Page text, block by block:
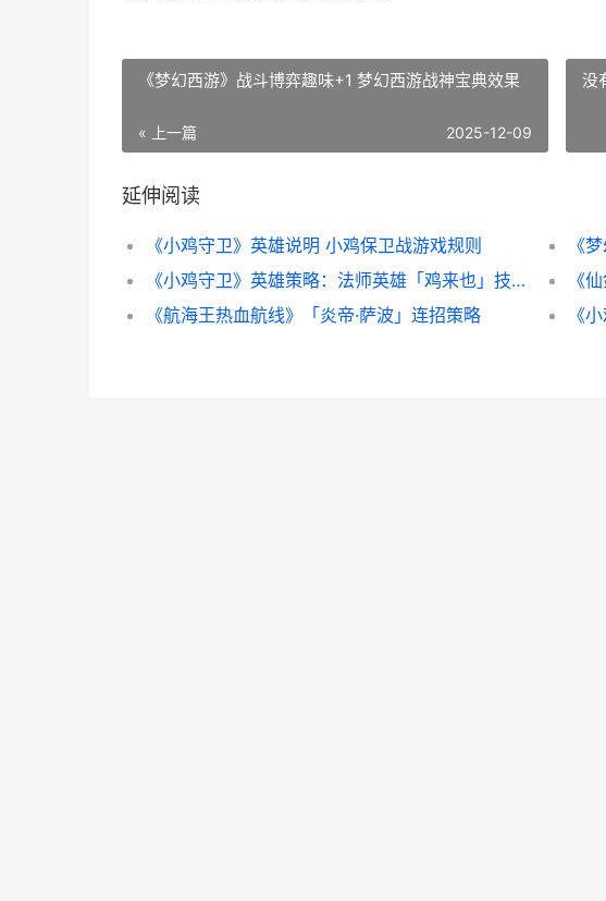
《梦幻西游》战斗博弈趣味+1 梦幻西游战神宝典效果
« 上一篇 2025-12-09
没
延伸阅读
《小鸡守卫》英雄说明 小鸡保卫战游戏规则
《小鸡守卫》英雄策略：法师英雄「鸡来也」技能机制说明 小鸡保卫战游戏规则
《航海王热血航线》「炎帝·萨波」连招策略